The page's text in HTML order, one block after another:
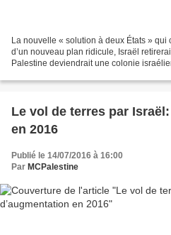
La nouvelle « solution à deux États »
d’un nouveau plan ridicule, Israël
Palestine deviendrait une colonie
Le vol de terres par
en 2016
Publié le 14/07/2016 à 16:00
Par MCPalestine